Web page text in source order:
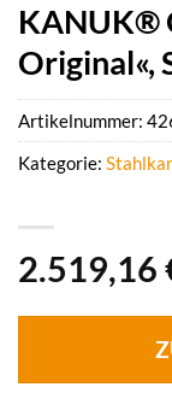
KANUK®
Original«,
2.519,16
Artikelnummer:
Kategorie: